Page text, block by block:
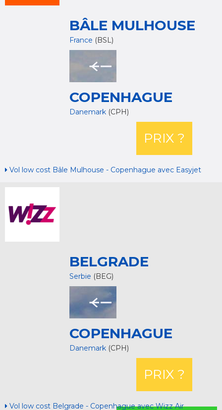
BÂLE MULHOUSE
France (BSL)
COPENHAGUE
Danemark (CPH)
PRIX ?
Vol low cost Bâle Mulhouse - Copenhague avec Easyjet
BELGRADE
Serbie (BEG)
COPENHAGUE
Danemark (CPH)
PRIX ?
Vol low cost Belgrade - Copenhague avec Wizz Air